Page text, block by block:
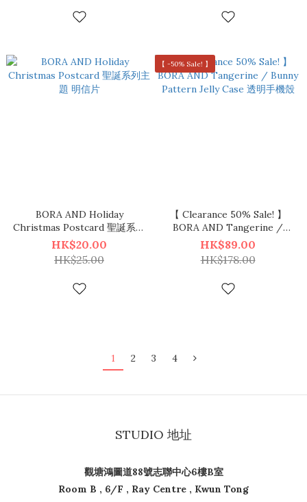
BORA AND Holiday
Christmas Postcard 聖誕系列
主題 明信片
HK$20.00
HK$25.00
【 -50% Sale! 】
【 Clearance 50% Sale! 】
BORA AND Tangerine /
Bunny Pattern Jelly Case 透
明手機殼
HK$89.00
HK$178.00
1 2 3 4
STUDIO 地址
觀塘鴻圖道88號志聯中心6樓B室
Room B , 6/F , Ray Centre , Kwun Tong